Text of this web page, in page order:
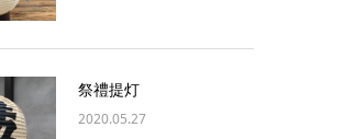
祭禮提灯
2020.05.27